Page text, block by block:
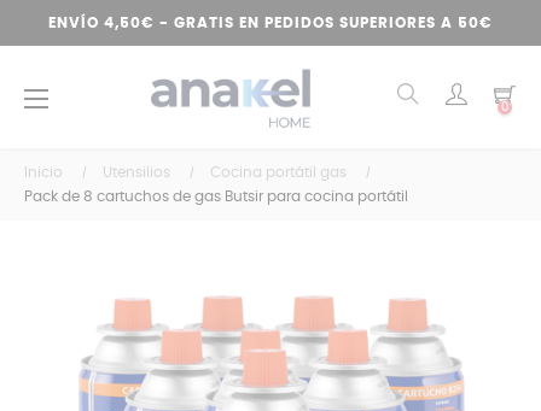
ENVÍO 4,50€ - GRATIS EN PEDIDOS SUPERIORES A 50€
Navegación
☰ 0
Inicio Utensilios
Cocina portátil gas
Pack de 8 cartuchos de gas Butsir para cocina portátil